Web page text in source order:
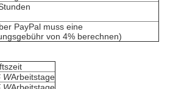
PayPal muss eine
von 4% berechnen)
WArbeitstage